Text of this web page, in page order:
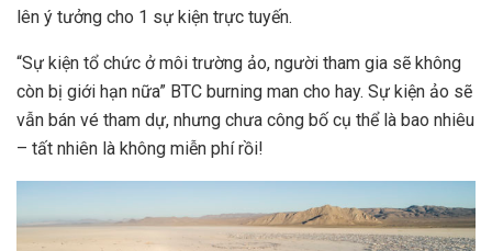
lên ý tưởng cho 1 sự kiện trực tuyến.
“Sự kiện tổ chức ở môi trường ảo, người tham gia sẽ không
còn bị giới hạn nữa” BTC burning man cho hay. Sự kiện ảo sẽ
vẫn bán vé tham dự, nhưng chưa công bố cụ thể là bao nhiêu
– tất nhiên là không miễn phí rồi!